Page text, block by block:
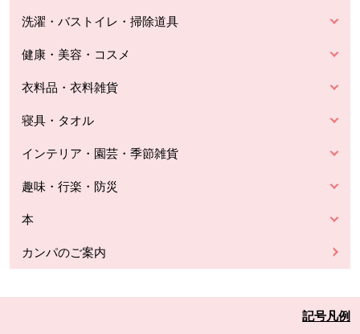
洗濯・バストイレ・掃除道具
健康・美容・コスメ
衣料品・衣料雑貨
寝具・タオル
インテリア・園芸・季節雑貨
趣味・行楽・防災
本
カンパのご案内
記号凡例